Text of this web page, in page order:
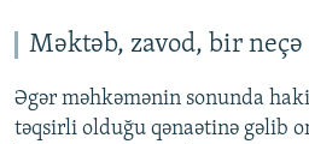
Məktəb, zavod, bir neçə
Əgər məhkəmənin sonunda
təqsirli olduğu qənaətinə gəlib